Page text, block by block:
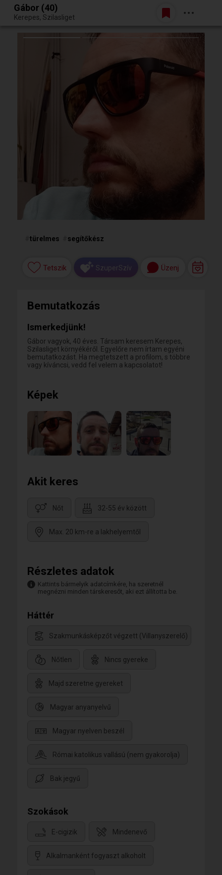
Egy jó randiból bármi lehet.
Belépés
Gábor (40)
Kerepes, Szilasliget
türelmes segítőkész
Tetszik SzuperSzív Üzenj
Bemutatkozás
Ismerkedjünk!
Gábor vagyok, 40 éves. Társam keresem Kerepes,
Szilasliget környékéről. Egyelőre nem írtam egyéni
bemutatkozást. Ha megtetszett a profilom, s többre
vagy kíváncsi, vedd fel velem a kapcsolatot!
Képek
Akit keres
Nőt 32-55 év között
Max. 20 km-re a lakhelyemtől
Részletes adatok
Kattints bármelyik adatcímkére, ha szeretnél
megnézni minden társkeresőt, aki ezt állította be.
Háttér
Szakmunkásképzőt végzett (Villanyszerelő)
Nőtlen Nincs gyereke
Majd szeretne gyereket
Magyar anyanyelvű
Magyar nyelven beszél
Római katolikus vallású (nem gyakorolja)
Bak jegyű
Szokások
E-cigizik Mindenevő
Alkalmanként fogyaszt alkoholt